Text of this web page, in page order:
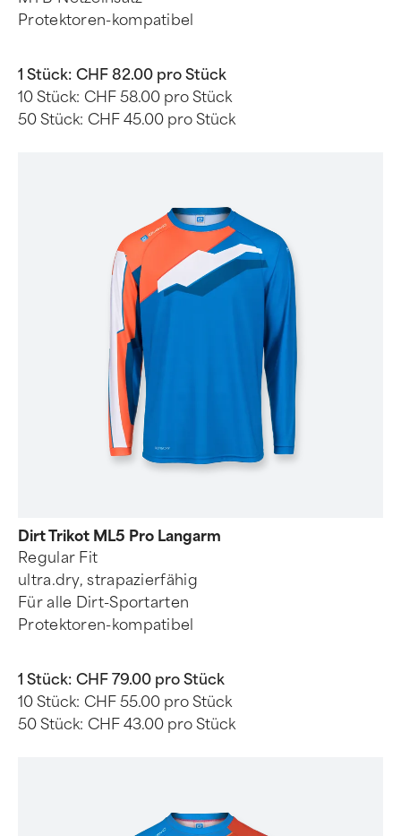
Protektoren-kompatibel
1 Stück: CHF 82.00 pro Stück
10 Stück: CHF 58.00 pro Stück
50 Stück: CHF 45.00 pro Stück
Dirt Trikot ML5 Pro Langarm
Regular Fit
ultra.dry, strapazierfähig
Für alle Dirt-Sportarten
Protektoren-kompatibel
1 Stück: CHF 79.00 pro Stück
10 Stück: CHF 55.00 pro Stück
50 Stück: CHF 43.00 pro Stück